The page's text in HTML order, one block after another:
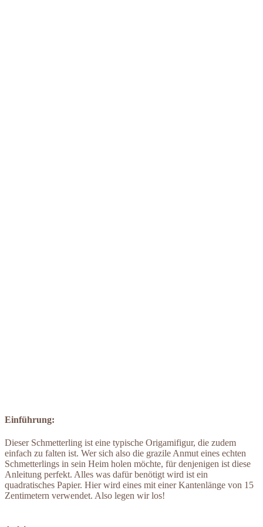
Einführung:
Dieser Schmetterling ist eine typische Origamifigur, die zudem
einfach zu falten ist. Wer sich also die grazile Anmut eines echten
Schmetterlings in sein Heim holen möchte, für denjenigen ist diese
Anleitung perfekt. Alles was dafür benötigt wird ist ein
quadratisches Papier. Hier wird eines mit einer Kantenlänge von 15
Zentimetern verwendet. Also legen wir los!